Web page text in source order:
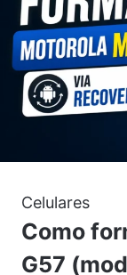
Celulares
Como
G57